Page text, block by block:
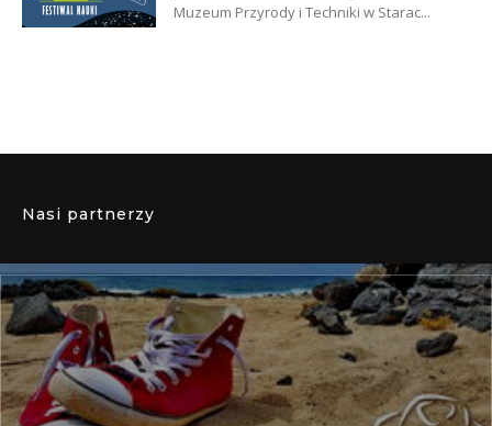
Muzeum Przyrody i Techniki w Starac...
Nasi partnerzy